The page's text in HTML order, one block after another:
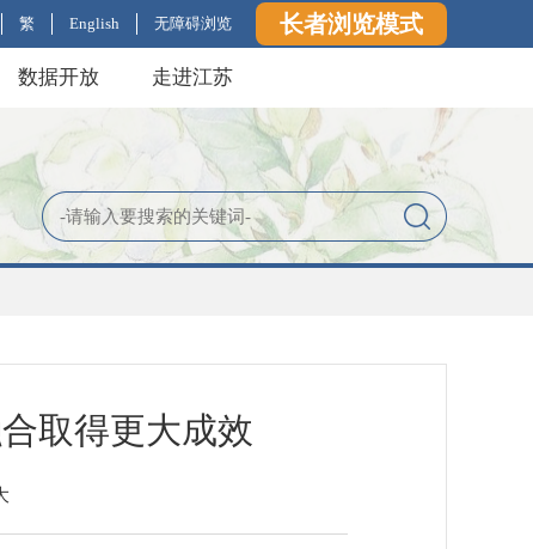
繁 English 无障碍浏览 长者浏览模式
数据开放 走进江苏
取得更大成效